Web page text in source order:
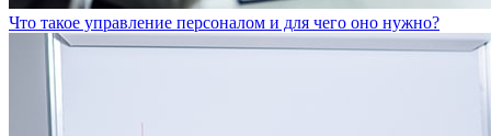
Что такое управление персоналом и для чего оно нужно?